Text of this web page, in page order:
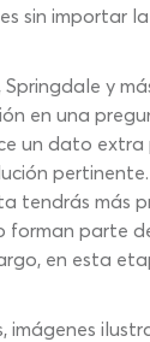
sin importar
y
en una
un dato extra
tendrás más
forman parte
en esta
imágenes